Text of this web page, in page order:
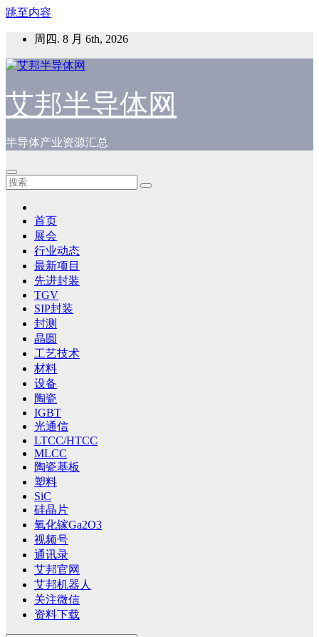
跳至内容
周四. 8 月 6th, 2026
艾邦半导体网
半导体产业资源汇总
首页
展会
行业动态
最新项目
先进封装
TGV
SIP封装
封测
晶圆
工艺技术
材料
设备
陶瓷
IGBT
光通信
LTCC/HTCC
MLCC
陶瓷基板
塑料
SiC
硅晶片
氧化镓Ga2O3
视频号
通讯录
艾邦官网
艾邦机器人
关注微信
资料下载